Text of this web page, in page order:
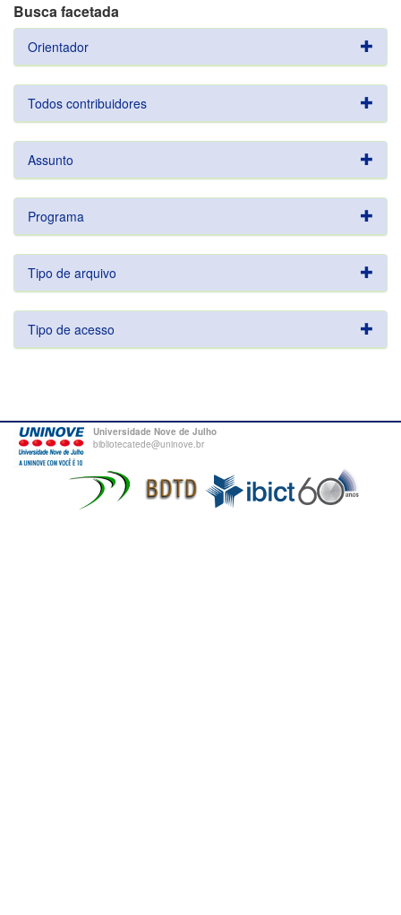
Busca facetada
Orientador
Todos contribuidores
Assunto
Programa
Tipo de arquivo
Tipo de acesso
Universidade Nove de Julho
bibliotecatede@uninove.br